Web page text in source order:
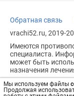
Мы используем файлы
Продолжая
Обратная связь
vrachi52.ru, 2019-
Имеются
специалиста.
может быть
назначения
Возрастное